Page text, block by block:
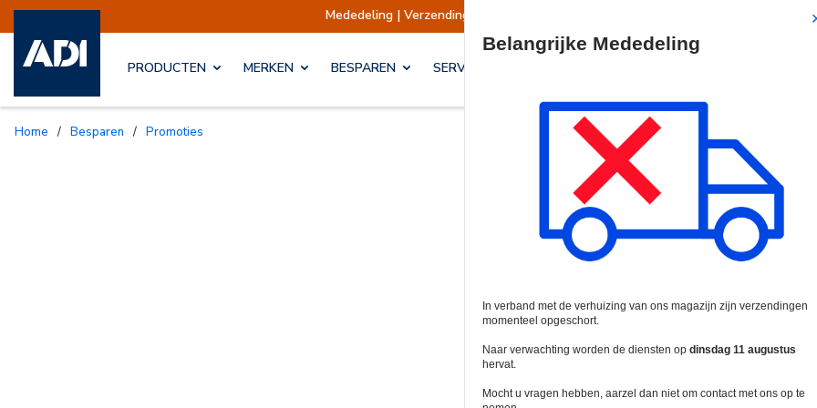
Mededeling | Verzendingen opgeschort Verzendingen worden
PRODUCTEN MERKEN BESPAREN SERVICES & OPLOSSINGEN
Home / Besparen / Promoties